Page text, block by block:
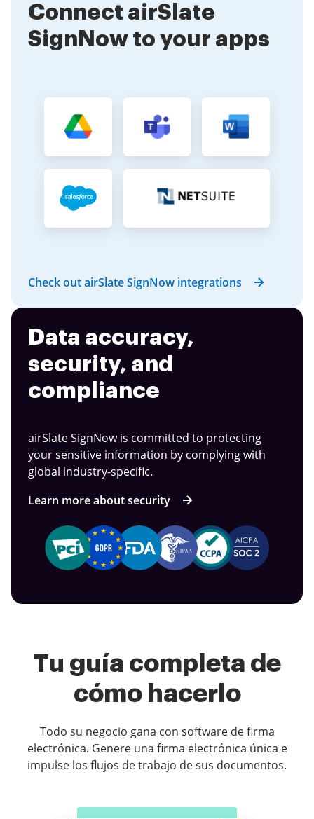
features you need.
Connect airSlate
SignNow to your apps
Check out airSlate SignNow integrations
Data accuracy,
security, and
compliance
airSlate SignNow is committed to protecting
your sensitive information by complying with
global industry-specific.
Learn more about security
Tu guía completa de
cómo hacerlo
Todo su negocio gana con software de firma
electrónica. Genere una firma electrónica única e
impulse los flujos de trabajo de sus documentos.